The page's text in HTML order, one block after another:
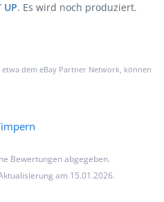
UP. Es wird noch produziert.
dem eBay Partner Network, können
Bewertungen abgegeben.
am 15.01.2026.